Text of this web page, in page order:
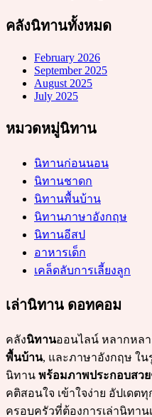
คลังนิทานทั้งหมด
February 2026
September 2025
August 2025
July 2025
หมวดหมู่นิทาน
นิทานก่อนนอน
นิทานชาดก
นิทานพื้นบ้าน
นิทานภาษาอังกฤษ
นิทานอีสป
อาหารเด็ก
เคล็ดลับการเลี้ยงลูก
เล่านิทาน ดอทคอม
คลังนิทานออนไลน์ หลากหลา
พื้นบ้าน, และภาษาอังกฤษ ใน
นิทาน พร้อมภาพประกอบสวย
คติสอนใจ เข้าใจง่าย อัปเดต
ครอบครัวที่ต้องการเล่านิทา